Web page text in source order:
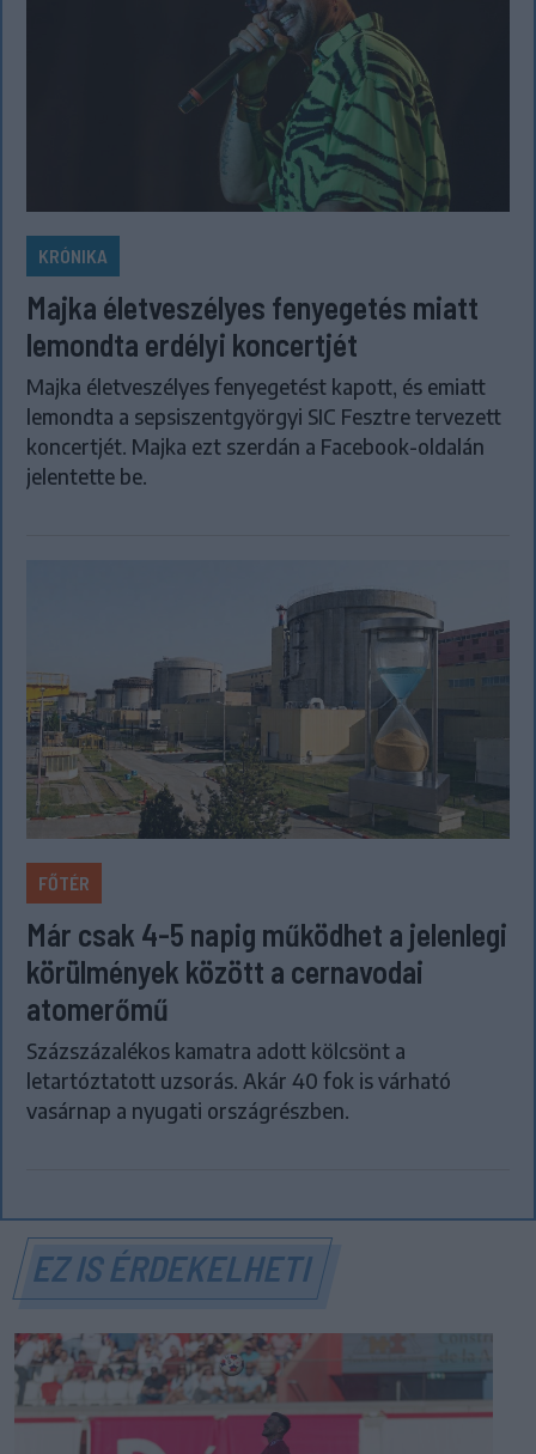
KRÓNIKA
Majka életveszélyes fenyegetés miatt
lemondta erdélyi koncertjét
Majka életveszélyes fenyegetést kapott, és emiatt
lemondta a sepsiszentgyörgyi SIC Fesztre tervezett
koncertjét. Majka ezt szerdán a Facebook-oldalán
jelentette be.
FŐTÉR
Már csak 4-5 napig működhet a jelenlegi
körülmények között a cernavodai
atomerőmű
Százszázalékos kamatra adott kölcsönt a
letartóztatott uzsorás. Akár 40 fok is várható
vasárnap a nyugati országrészben.
EZ IS ÉRDEKELHETI